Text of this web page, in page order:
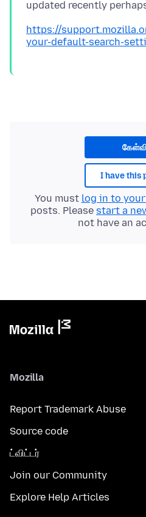
https://
your-default-search-
கேள்வி
I have this
You must log in to
posts. Please start a
not have an
Mozilla
Report Trademark Abuse
Source code
ட்விட்டர்
Join our Community
Explore Help Articles